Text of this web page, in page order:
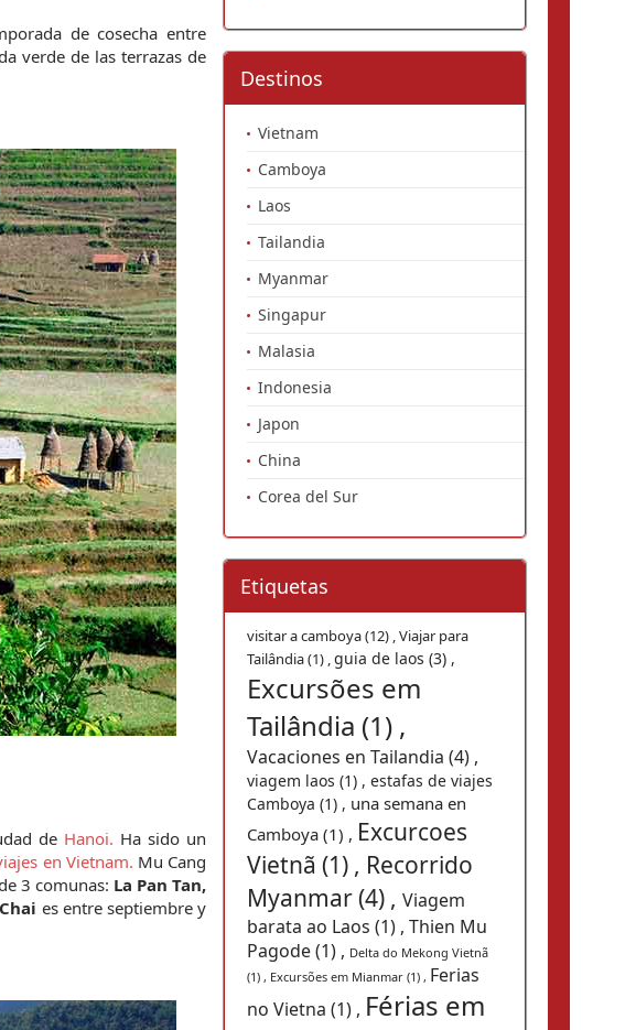
de cosecha entre
verde de las terrazas de
de Hanoi. Ha sido un
en Vietnam. Mu Cang
3 comunas: La Pan Tan,
es entre septiembre y
Destinos
Vietnam
Camboya
Laos
Tailandia
Myanmar
Singapur
Malasia
Indonesia
Japon
China
Corea del Sur
Etiquetas
visitar a camboya (12) ,Viajar para
Tailândia (1) ,guia de laos (3) ,
Excursões em
Tailândia (1) ,
Vacaciones en Tailandia (4) ,
viagem laos (1) , estafas de viajes
Camboya (1) , una semana en
Camboya (1) , Excurcoes
Vietnã (1) , Recorrido
Myanmar (4) , Viagem
barata ao Laos (1) , Thien Mu
Pagode (1) , Delta do Mekong Vietnã
(1) , Excursões em Mianmar (1) , Ferias
no Vietna (1) , Férias em